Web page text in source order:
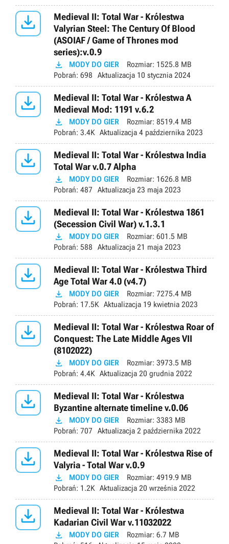

Medieval II: Total War - Królestwa
Valyrian Steel: The Century Of Blood
(ASOIAF / Game of Thrones mod
series):v.0.9
 MODY DO GIER Rozmiar: 1525.8 MB
Pobrań: 698 Aktualizacja 10 stycznia 2024

Medieval II: Total War - Królestwa A
Medieval Mod: 1191 v.6.2
 MODY DO GIER Rozmiar: 8519.4 MB
Pobrań: 3.4K Aktualizacja 4 października 2023

Medieval II: Total War - Królestwa India
Total War v.0.7 Alpha
 MODY DO GIER Rozmiar: 1626.8 MB
Pobrań: 487 Aktualizacja 23 maja 2023

Medieval II: Total War - Królestwa 1861
(Secession Civil War) v.1.3.1
 MODY DO GIER Rozmiar: 601.5 MB
Pobrań: 588 Aktualizacja 21 maja 2023

Medieval II: Total War - Królestwa Third
Age Total War 4.0 (v4.7)
 MODY DO GIER Rozmiar: 7275.4 MB
Pobrań: 17.5K Aktualizacja 19 kwietnia 2023

Medieval II: Total War - Królestwa Roar of
Conquest: The Late Middle Ages VII
(8102022)
 MODY DO GIER Rozmiar: 3973.5 MB
Pobrań: 4.4K Aktualizacja 20 grudnia 2022

Medieval II: Total War - Królestwa
Byzantine alternate timeline v.0.06
 MODY DO GIER Rozmiar: 3383 MB
Pobrań: 707 Aktualizacja 2 października 2022

Medieval II: Total War - Królestwa Rise of
Valyria - Total War v.0.9
 MODY DO GIER Rozmiar: 4919.9 MB
Pobrań: 1.2K Aktualizacja 20 września 2022

Medieval II: Total War - Królestwa
Kadarian Civil War v.11032022
 MODY DO GIER Rozmiar: 6.7 MB